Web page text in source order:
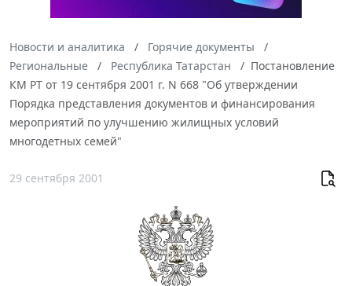
Новости и аналитика
Горячие документы
Региональные
Республика Татарстан
Постановление
КМ РТ от 19 сентября 2001 г. N 668 "Об утверждении
Порядка представления документов и финансирования
мероприятий по улучшению жилищных условий
многодетных семей"
29 сентября 2001